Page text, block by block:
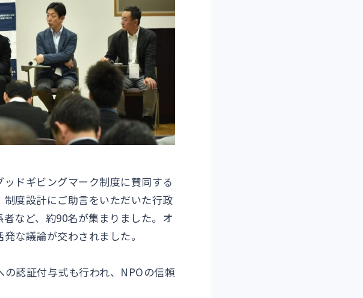
ドギビングマーク制度に賛同する
度設計にご助言をいただいた行政
など、約90名が集まりました。オ
な議論が交わされました。
認証付与式も行われ、NPOの信頼